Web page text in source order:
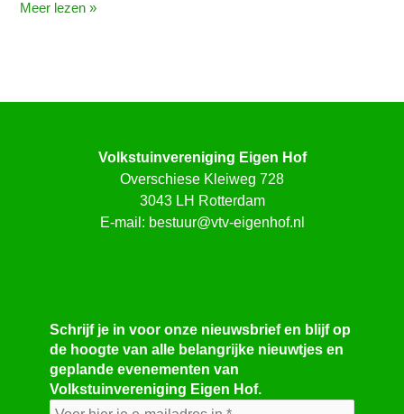
Meer lezen »
Volkstuinvereniging Eigen Hof
Overschiese Kleiweg 728
3043 LH Rotterdam
E-mail: bestuur@vtv-eigenhof.nl
Schrijf je in voor onze nieuwsbrief en blijf op
de hoogte van alle belangrijke nieuwtjes en
geplande evenementen van
Volkstuinvereniging Eigen Hof.